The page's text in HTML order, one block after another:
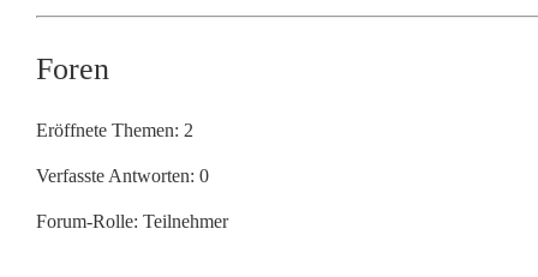
Foren
Eröffnete Themen: 2
Verfasste Antworten: 0
Forum-Rolle: Teilnehmer